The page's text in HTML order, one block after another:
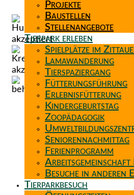
Projekte
Baustellen
Stellenangebote
Tierpark erleben
Spielplätze im
Lamawanderung
Tierspaziergang
Fütterungsführung
Erlebnisfütterung
Kindergeburtstag
Zoopädagogik
Seniorennachmittag
Ferienprogramm
Arbeitsgemeinschaft
Besuche in anderen
Tierparkbesuch